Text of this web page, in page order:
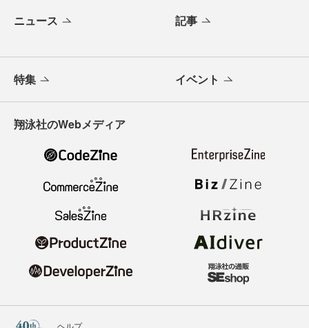
ニュース 記事
特集 イベント
翔泳社のWebメディア